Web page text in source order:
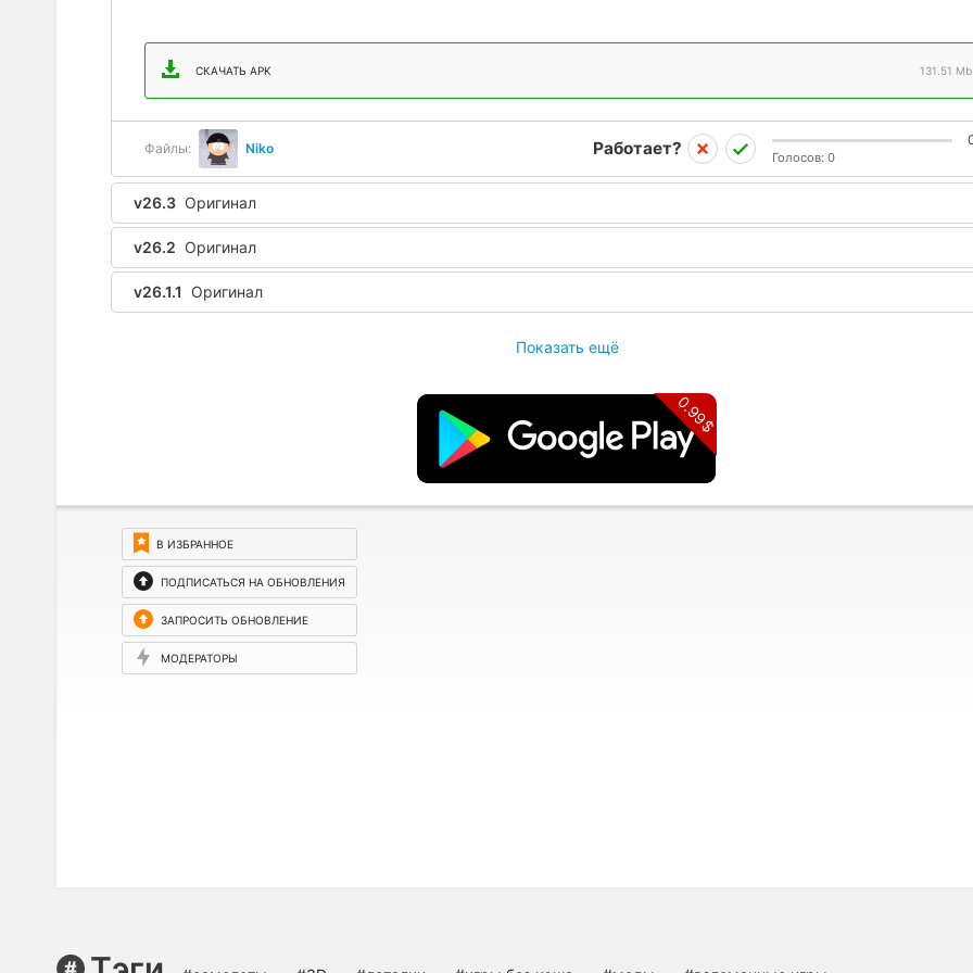
СКАЧАТЬ APK 131.51 Mb
Файлы: Niko Работает? Голосов: 0
v26.3 Оригинал
v26.2 Оригинал
v26.1.1 Оригинал
Показать ещё
0.99$
В ИЗБРАННОЕ
ПОДПИСАТЬСЯ НА ОБНОВЛЕНИЯ
ЗАПРОСИТЬ ОБНОВЛЕНИЕ
МОДЕРАТОРЫ